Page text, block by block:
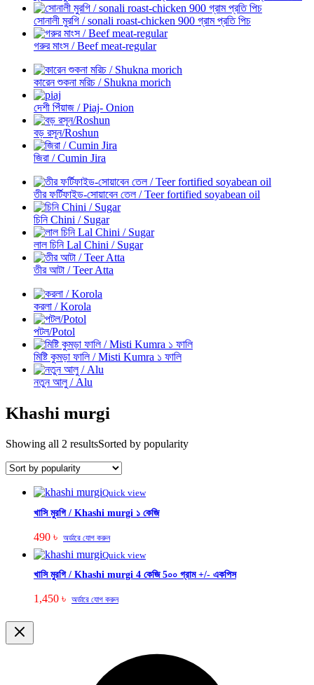
সোনালী মুরগি / sonali roast-chicken 900 গ্রাম প্রতি পিচ
গরুর মাংস / Beef meat-regular
কারেন শুকনা মরিচ / Shukna morich
দেশী পিঁয়াজ / Piaj- Onion
বড় রসূন/Roshun
জিরা / Cumin Jira
তীর ফর্টিফাইড-সোয়াবেন তেল / Teer fortified soyabean oil
চিনি Chini / Sugar
লাল চিনি Lal Chini / Sugar
তীর আটা / Teer Atta
করলা / Korola
পটল/Potol
মিষ্টি কুমড়া ফালি / Misti Kumra ১ ফালি
নতুন আলু / Alu
Khashi murgi
Showing all 2 resultsSorted by popularity
Quick view
খাসি মুরগি / Khashi murgi ১ কেজি
490 ৳ অর্ডারে যোগ করুন
Quick view
খাসি মুরগি / Khashi murgi 4 কেজি 5০০ গ্রাম +/- একপিস
1,450 ৳ অর্ডারে যোগ করুন